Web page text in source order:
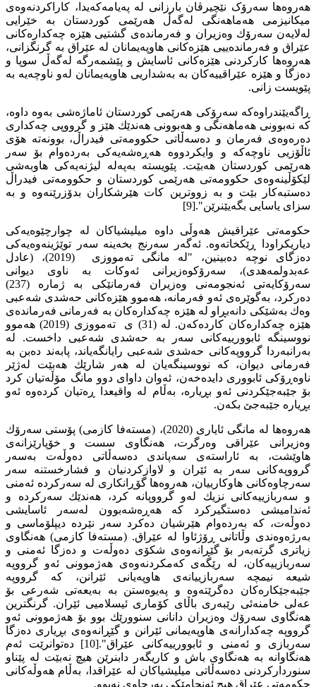
هەروەها سەرۆک نێچیرڤان بارزانى لە پەیامەکەیدا، کاراکردنەوەی
ميكانيزمى هه‌ماهه‌نگى له‌گه‌ڵ هه‌رێمى كوردستان بە خێرایى
لەلایەن سەرۆك وەزیران و فەرماندەی گشتیی هێزە چەكدارەكانی
عێراق و فەرماندەیيی هێزەكانی هاوپەیمانان لە عێراق بە گرنگزانى،
هەروەها کارکردنى هێزەكانی ئاسایش و پێشمەرگە لەگەڵ سوپا و
دەزگا و هێزە عێراقييه‌كان بە بەشداريی هاوپەیمانان لەو ناوچەیە بە
پێویست زانى.
ڕاگەیێندراوەکە سەرۆکى هەرێمى کوردستان ئاماژەشی بەوە داوە،
کە نه‌بوونى هه‌ماهه‌نگى و هەبوونی هه‌ندێك هێز و گرووپى چه‌كدارى
ده‌ره‌وه‌ى فه‌رمان و ده‌سه‌ڵاتى حكوومه‌تى فيدراڵ، بوونه‌ته هۆى
ئاڵۆزيى ناوچه‌كه و وایكردووە هەڕەشەیەكی بەردەوام بۆ سەر
هەرێمی كوردستان هه‌بێت. پێویستە به‌په‌له‌ ليژنه‌يه‌كى هاوبه‌شى
لێكۆڵينه‌وه‌ى حكوومه‌تى هه‌رێمى كوردستان و حكوومه‌تى فيدراڵ
ده‌ستبه‌كار بێت و به‌ زووترين كات هێرشكاران بدۆزرێنه‌وه‌ و به‌
سزاى ياسايى بگه‌يێنرێن".[9]
حکومەتى عێراقیش هەوڵى داوە میلیشیاکان لە چوارچێوەیەکی
دیاریکراودا ڕێکخاتەوە. ئەگەر سەرنج بخەینە سەر توێژینەوەیەکی
دەزگای نوچە دەبینین، "لە مانگى تەمووزى (2019)، (عادل
عەبدولمەهدى)، سەرۆكوەزيرانى ئەوکات بە ناوى ديوانى
سەرۆكايەتى ئەنجومەنى وەزيران فەرمانێكى بە ژمارە (237)
دەركرد، بەگوێرەى ئەو فەرمانە، هەموو هێزەكانى حەشدى شەعبى
وەك بەشێكى دانەبڕاو لە هێزە چەكدارەكان بە فەرمانى فەرماندەى
هێزە چەكدارەكان كاردەكەن. لە (31) ى تەمووزى (2019) هەموو
نووسينگە ئابوورييەكانى سەر بە حەشدى شەعبى داخست. لە
بەرانبەردا گرووپەكانى حەشدى شەعبى رايانگەياند، پابەند دەبن بە
فەرمانى ديوان، كە نووسينگەيان لە هەر شارێك هەبێت لەژێر
ناوەڕۆكى ئابوورى دايدەخەن، ئەوان داواى دوو مانگ مۆڵەتيان كرد
بۆ جێبەجێكردنى ئەو بڕيارە، بەڵام لە واقيعدا ڕەتيان كردەوە ئەو
بڕيارە جێبەجێ بكەن.
هەروەها لە مانگى ئايارى (2020)، (مستەفا كازمى) پۆستى سەرۆك
وەزيرانى عێراقی وەرگرت، هەنگاوى سست و خۆپارێزانەى
هاوێشت، بە ئاراستەى سەپاندى دەسەڵاتى دەوڵەت بەسەر
گرووپەكانى سەر بە ئێران و لاوازكردنيان و فشارخستنە سەر
سەرچاوەكانى هاوكارييان، هەروەها گۆڕانكارى لە سەركردە ئەمنى
و سەربازييەكانى نزيك لەو گرووپانە كرد، هەندێك سەركردە و
ئەنداميشى دەستگيركرد كە هەڕەشەبوون لەسەر ئاسايشى
دەوڵەت، كە بەردەوام هێرشيان دەكرد سەر نێردە ديپلۆماسى و
بەرژەوەندى وڵاتانى ڕۆژئاوا لە عێراق. (مستەفا كازمى) هەنگاوى
زياترى گرتەبەر بۆ گێڕانەوەى شكۆى دەوڵەت و دەزگا ئەمنى و
سەربازييەكان، لە رێگەى كەمكردنەوەى هەژموونى ئەو گرووپە
شيعە نيمچە سەربازييانەى هاوپەيانى ئێرانن، كە گرووپە
جێبەجێكارەكان دەگرێتەوە و پەيوەستن بە بەيعەتى شەرعى بۆ
عەلى خامنەئى رێبەرى باڵاى كۆمارى ئيسلامیى ئێران. گرنگترين
هەنگاوى سەرۆك وەزيران دانانى سنوورێك بوو بۆ هەژموونى ئەو
گرووپە چەكدارانەى هاوپەيمانى ئێرانن و گێڕانەوەى بڕيارى دەزگا
سەربازى و ئەمنى و ئابوورييەكانى عێراق".[10] دەتوانرێت ئەم
هەنگاوانە بە هەنگاوی باش و کاریگەر دابنرێن هیچ نەبێت لە پێناو
سنوردارکردنی دەسەڵاتی میلیشیاکان لە عێراقدا، بەڵام هەوڵەکانى
حکومەتى عێراق هیچ ئەنجامێکى بەرچاوى نەبوو.